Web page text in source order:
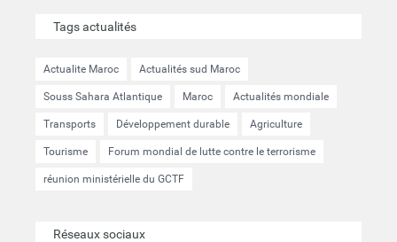
Tags actualités
Actualite Maroc Actualités sud Maroc
Souss Sahara Atlantique Maroc Actualités mondiale
Transports Développement durable Agriculture
Tourisme Forum mondial de lutte contre le terrorisme
réunion ministérielle du GCTF
Réseaux sociaux